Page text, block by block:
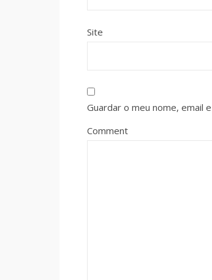
Site
Guardar o meu nome, email
Comment